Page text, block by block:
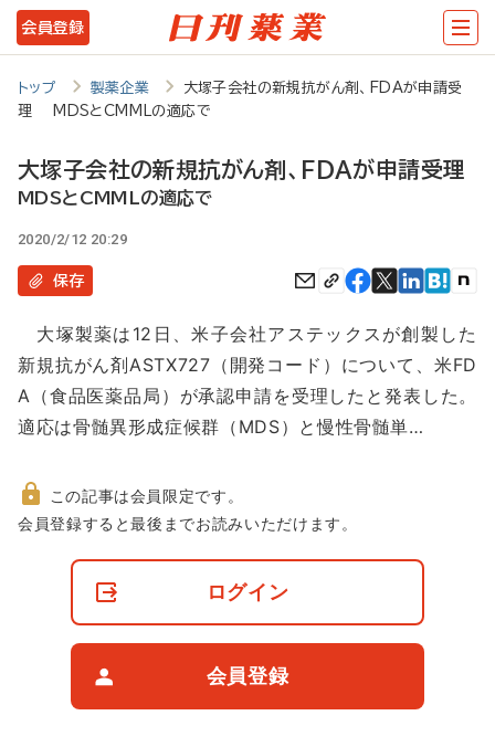
メ
イ
テ
ツ
に
動
会員登録
トップ 製薬企業
大塚子会社の新規抗がん剤、FDAが申請受
理 MDSとCMMLの適応で
大塚子会社の新規抗がん剤、FDAが申請受理
MDSとCMMLの適応で
2020/2/12 20:29
保存
大塚製薬は12日、米子会社アステックスが創製した
新規抗がん剤ASTX727（開発コード）について、米FD
A（食品医薬品局）が承認申請を受理したと発表した。
適応は骨髄異形成症候群（MDS）と慢性骨髄単…
非
この記事は会員限定です。
会員登録すると最後までお読みいただけます。
ログイン
会員登録